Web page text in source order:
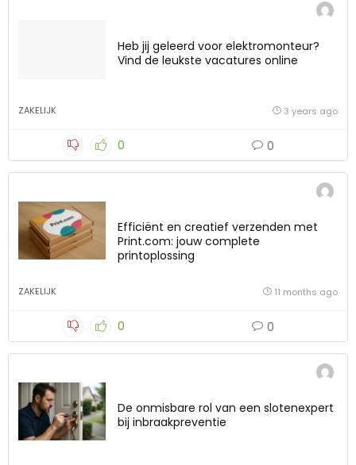
Heb jij geleerd voor elektromonteur?
Vind de leukste vacatures online
ZAKELIJK 3 years ago
0 0
Efficiënt en creatief verzenden met
Print.com: jouw complete
printoplossing
ZAKELIJK 11 months ago
0 0
De onmisbare rol van een slotenexpert
bij inbraakpreventie